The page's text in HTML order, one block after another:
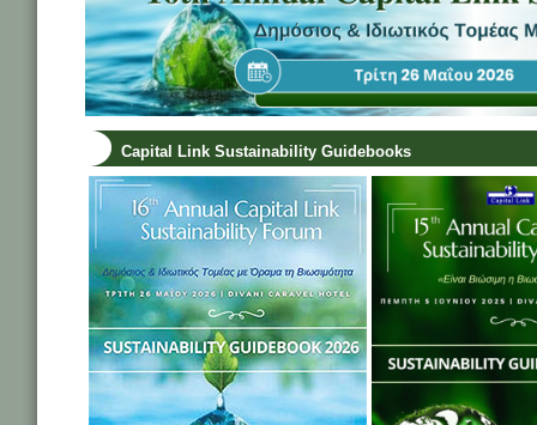
Capital Link Sustainability Guidebooks